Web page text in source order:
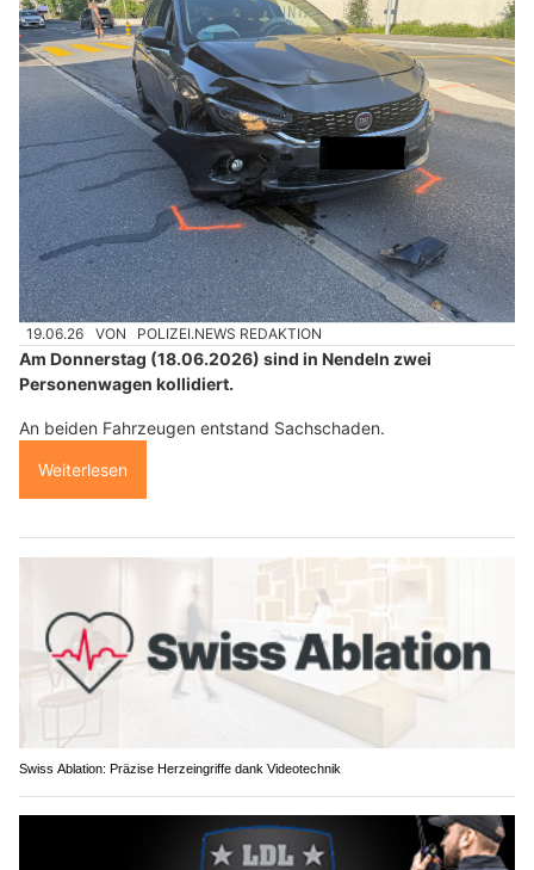
19.06.26 VON POLIZEI.NEWS REDAKTION
Am Donnerstag (18.06.2026) sind in Nendeln zwei
Personenwagen kollidiert.
An beiden Fahrzeugen entstand Sachschaden.
Weiterlesen
Swiss Ablation: Präzise Herzeingriffe dank Videotechnik